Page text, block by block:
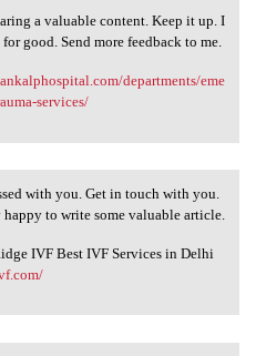
a valuable
a valuable content. Keep it up. I
good. Send more feedback to me.
departments/eme
services/
with you.
with you. Get in touch with you.
happy to write some valuable article.
IVF Best IVF Services in Delhi